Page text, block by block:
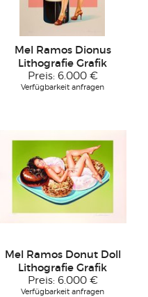
Mel Ramos Dionus
Lithografie Grafik
Preis: 6.000 €
Verfügbarkeit anfragen
Mel Ramos Donut Doll
Lithografie Grafik
Preis: 6.000 €
Verfügbarkeit anfragen